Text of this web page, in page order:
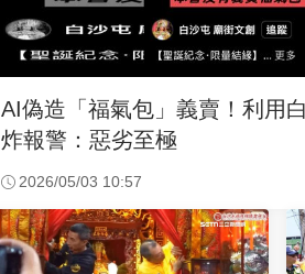
AI偽造「福氣包」義賣！利用
炸報警：惡劣至極
2026/05/03 10:57